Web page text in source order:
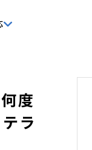
度
ラ